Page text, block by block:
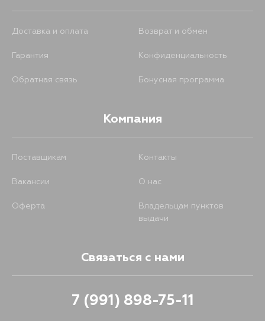
Доставка и оплата Возврат и обмен
Гарантия Конфиденциальность
Обратная связь Бонусная программа
Компания
Поставщикам Контакты
Вакансии О нас
Оферта
Владельцам пунктов
выдачи
Связаться с нами
7 (991) 898-75-11